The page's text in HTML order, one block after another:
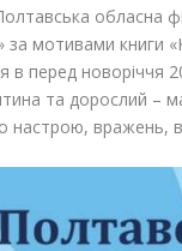
обласна
мотивами книги
в перед новоріччя
та дорослий –
настрою, вражень,